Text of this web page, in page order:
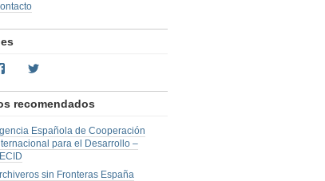
Facebook
recomendados
Española de Cooperación
para el Desarrollo –
sin Fronteras España